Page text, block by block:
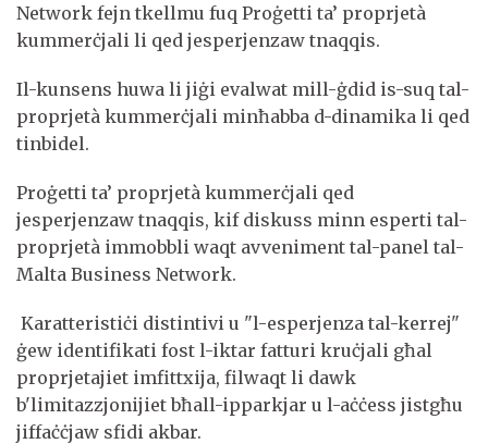
Network fejn tkellmu fuq Proġetti ta’ proprjetà
kummerċjali li qed jesperjenzaw tnaqqis.
Il-kunsens huwa li jiġi evalwat mill-ġdid is-suq tal-
proprjetà kummerċjali minħabba d-dinamika li qed
tinbidel.
Proġetti ta’ proprjetà kummerċjali qed
jesperjenzaw tnaqqis, kif diskuss minn esperti tal-
proprjetà immobbli waqt avveniment tal-panel tal-
Malta Business Network.
Karatteristiċi distintivi u "l-esperjenza tal-kerrej"
ġew identifikati fost l-iktar fatturi kruċjali għal
proprjetajiet imfittxija, filwaqt li dawk
b'limitazzjonijiet bħall-ipparkjar u l-aċċess jistgħu
jiffaċċjaw sfidi akbar.